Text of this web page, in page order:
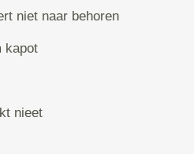
niet naar behoren
kapot
nieet